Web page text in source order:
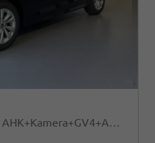
Selection 150PS TDI DSG AHK+Kamera+GV4+ACC+TravelAssist+Sunset+Alu+LightAssist